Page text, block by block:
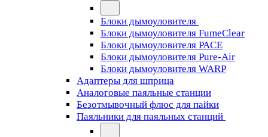
Блоки дымоуловителя
Блоки дымоуловителя FumeClear
Блоки дымоуловителя PACE
Блоки дымоуловителя Pure-Air
Блоки дымоуловителя WARP
Адаптеры для шприца
Аналоговые паяльные станции
Безотмывочный флюс для пайки
Паяльники для паяльных станций